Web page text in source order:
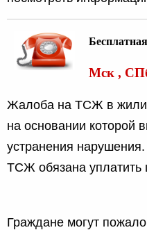
Мск ,
Жалоба на ТСЖ в
на основании которой
устранения
ТСЖ обязана
Граждане могут